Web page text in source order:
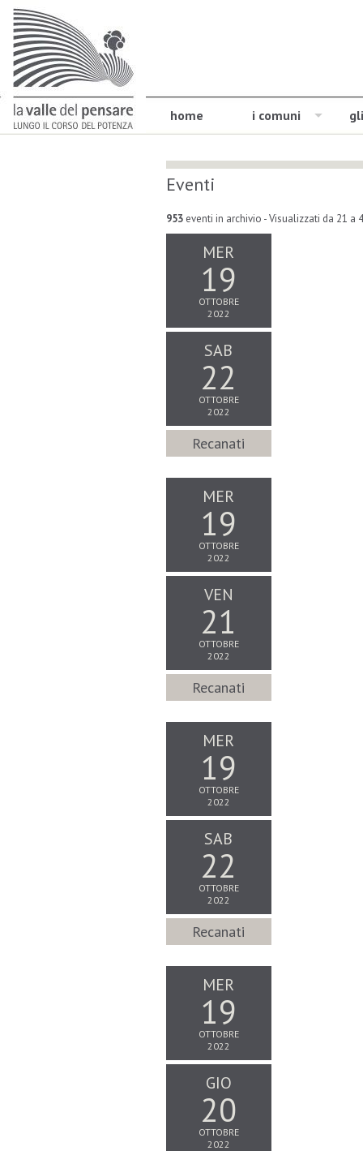
home i comuni
Eventi
953 eventi in archivio - Visualizzati da 21 a
MER
19
OTTOBRE
2022
SAB
22
OTTOBRE
2022
Recanati
MER
19
OTTOBRE
2022
VEN
21
OTTOBRE
2022
Recanati
MER
19
OTTOBRE
2022
SAB
22
OTTOBRE
2022
Recanati
MER
19
OTTOBRE
2022
GIO
20
OTTOBRE
2022